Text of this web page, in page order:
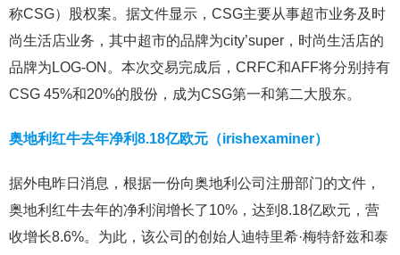
称CSG）股权案。据文件显示，CSG主要从事超市业务及时
尚生活店业务，其中超市的品牌为city’super，时尚生活店的
品牌为LOG-ON。本次交易完成后，CRFC和AFF将分别持有
CSG 45%和20%的股份，成为CSG第一和第二大股东。
奥地利红牛去年净利8.18亿欧元（irishexaminer）
据外电昨日消息，根据一份向奥地利公司注册部门的文件，
奥地利红牛去年的净利润增长了10%，达到8.18亿欧元，营
收增长8.6%。为此，该公司的创始人迪特里希·梅特舒兹和泰